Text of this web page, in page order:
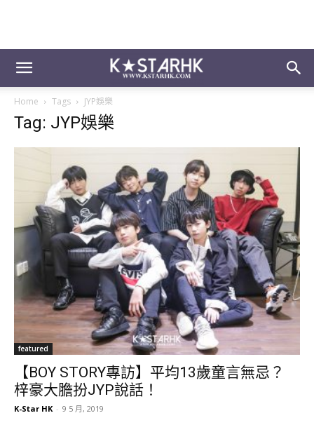
Home Tags JYP娛樂
Tag: JYP娛樂
featured
【BOY STORY專訪】平均13歲童言無忌？
梓豪大膽扮JYP說話！
K-Star HK - 9 5 月, 2019